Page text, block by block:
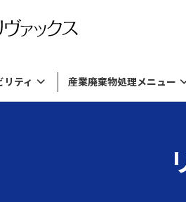
リティ
ダイバーシティの取
産業廃棄物処理メニュー
廃棄飲料製品のリサ
廃棄物由来資源の販売
産業廃棄物処理事業